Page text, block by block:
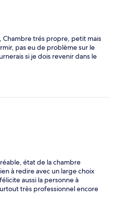
trés propre, petit mais
pas eu de problème sur le
si je dois revenir dans le
état de la chambre
à redire avec un large choix
aussi la personne à
très professionnel encore